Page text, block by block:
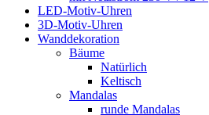
LED-Motiv-Uhren
3D-Motiv-Uhren
Wanddekoration
Bäume
Natürlich
Keltisch
Mandalas
runde Mandalas